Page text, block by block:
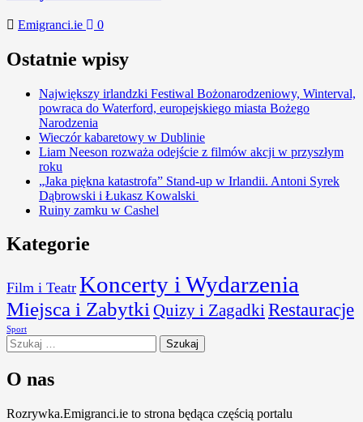
Emigranci.ie 0
Ostatnie wpisy
Największy irlandzki Festiwal Bożonarodzeniowy, Winterval,
powraca do Waterford, europejskiego miasta Bożego
Narodzenia
Wieczór kabaretowy w Dublinie
Liam Neeson rozważa odejście z filmów akcji w przyszłym
roku
„Jaka piękna katastrofa” Stand-up w Irlandii. Antoni Syrek
Dąbrowski i Łukasz Kowalski
Ruiny zamku w Cashel
Kategorie
Film i Teatr Koncerty i Wydarzenia
Miejsca i Zabytki Quizy i Zagadki Restauracje
Sport
Szukaj:
O nas
Rozrywka.Emigranci.ie to strona będąca częścią portalu